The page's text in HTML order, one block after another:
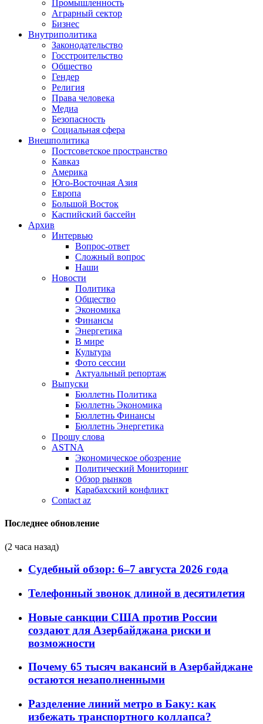
Промышленность
Аграрный сектор
Бизнес
Внутриполитика
Законодательство
Госстроительство
Общество
Гендер
Религия
Права человека
Медиа
Безопасность
Социальная сфера
Внешполитика
Постсоветское пространство
Кавказ
Америка
Юго-Восточная Азия
Европа
Большой Восток
Каспийский бассейн
Архив
Интервью
Вопрос-ответ
Сложный вопрос
Наши
Новости
Политика
Общество
Экономика
Финансы
Энергетика
В мире
Культура
Фото сессии
Актуальный репортаж
Выпуски
Бюллетнь Политика
Бюллетнь Экономика
Бюллетнь Финансы
Бюллетнь Энергетика
Прошу слова
ASTNA
Экономическое обозрение
Политический Мониторинг
Обзор рынков
Карабахский конфликт
Contact az
Последнее обновление
(2 часа назад)
Судебный обзор: 6–7 августа 2026 года
Телефонный звонок длиной в десятилетия
Новые санкции США против России
создают для Азербайджана риски и
возможности
Почему 65 тысяч вакансий в Азербайджане
остаются незаполненными
Разделение линий метро в Баку: как
избежать транспортного коллапса?